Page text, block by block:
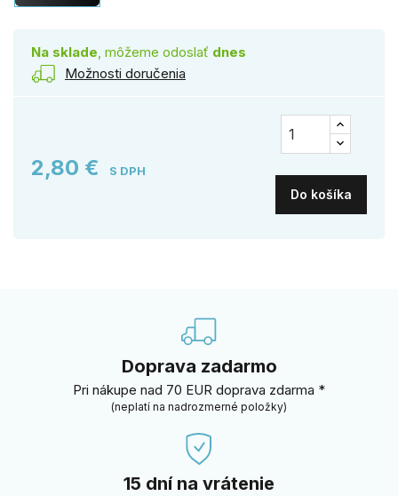
Na sklade, môžeme odoslať dnes
Možnosti doručenia
2,80 € S DPH
Do košíka
Doprava zadarmo
Pri nákupe nad 70 EUR doprava zdarma *
(neplatí na nadrozmerné položky)
15 dní na vrátenie